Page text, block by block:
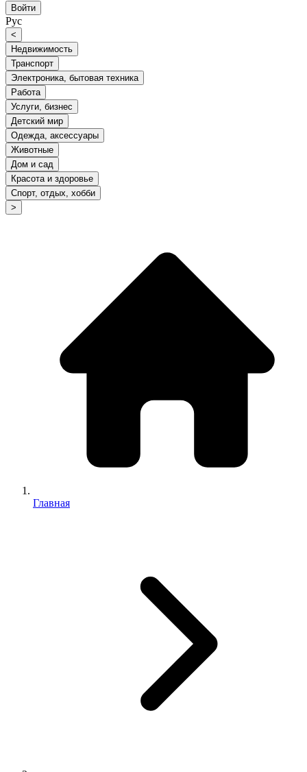
Войти
Рус
<
Недвижимость
Транспорт
Электроника, бытовая техника
Работа
Услуги, бизнес
Детский мир
Одежда, аксессуары
Животные
Дом и сад
Красота и здоровье
Спорт, отдых, хобби
>
Главная